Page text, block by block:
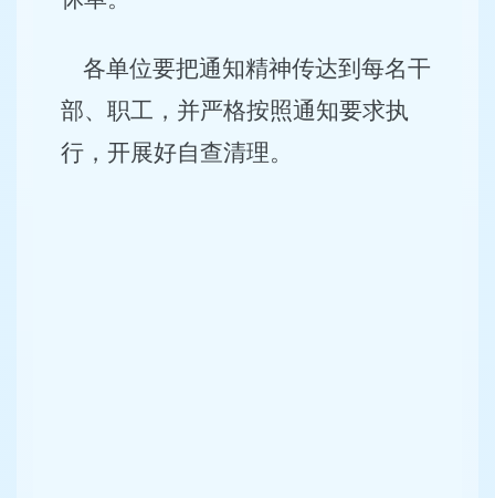
各单位要把通知精神传达到每名干
部、职工，并严格按照通知要求执
行，开展好自查清理。